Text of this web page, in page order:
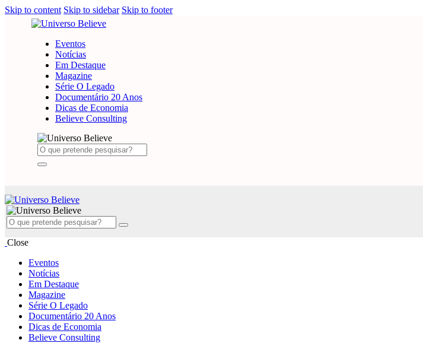
Skip to content Skip to sidebar Skip to footer
Eventos
Notícias
Em Destaque
Magazine
Série O Legado
Documentário 20 Anos
Dicas de Economia
Believe Consulting
Close
Eventos
Notícias
Em Destaque
Magazine
Série O Legado
Documentário 20 Anos
Dicas de Economia
Believe Consulting